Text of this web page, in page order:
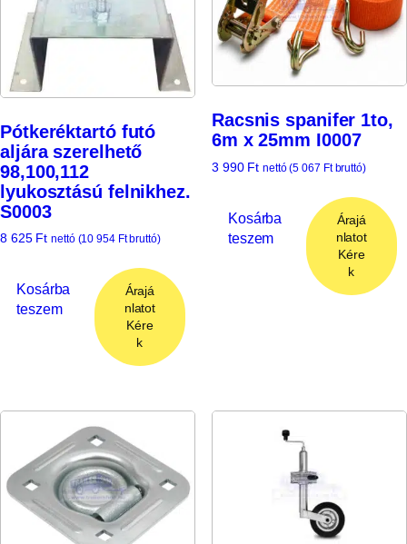
Pótkeréktartó futó
aljára szerelhető
98,100,112
lyukosztású felnikhez.
S0003
8 625 Ft nettó (10 954 Ftbruttó)
Kosárba
teszem
Árajá
nlatot
Kére
k
Racsnis spanifer 1to,
6m x 25mm I0007
3 990 Ft nettó (5 067 Ftbruttó)
Kosárba
teszem
Árajá
nlatot
Kére
k